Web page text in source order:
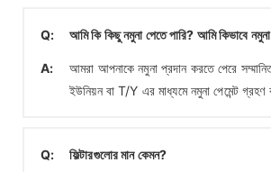
Q: আমি কি কিছু নমুনা পেতে পারি? আমি কিভাবে নমুনা
A:
আমরা আপনাকে নমুনা প্রদান করতে পেরে
ইউনিয়ন বা T/Y এর মাধ্যমে নমুনা পেমেন্ট গ্রহণ
Q: ফিল্টারগুলোর মান কেমন?